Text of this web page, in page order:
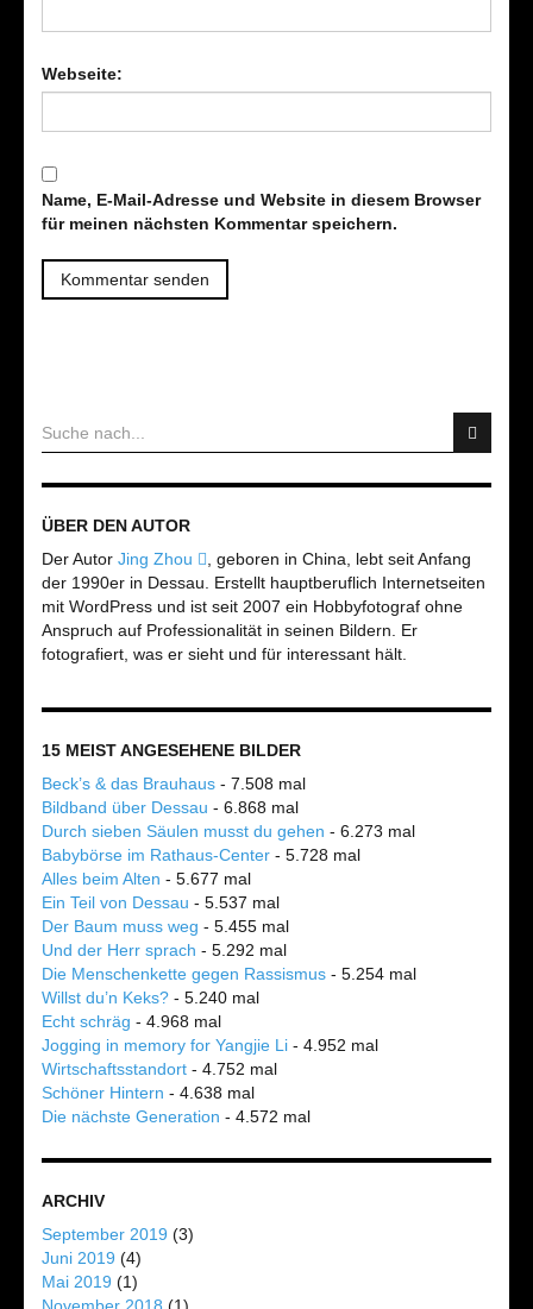
Webseite:
Name, E-Mail-Adresse und Website in diesem Browser
für meinen nächsten Kommentar speichern.
ÜBER DEN AUTOR
Der Autor Jing Zhou
, geboren in China, lebt seit Anfang
der 1990er in Dessau. Erstellt hauptberuflich Internetseiten
mit WordPress und ist seit 2007 ein Hobbyfotograf ohne
Anspruch auf Professionalität in seinen Bildern. Er
fotografiert, was er sieht und für interessant hält.
15 MEIST ANGESEHENE BILDER
Beck’s & das Brauhaus - 7.508 mal
Bildband über Dessau - 6.868 mal
Durch sieben Säulen musst du gehen - 6.273 mal
Babybörse im Rathaus-Center - 5.728 mal
Alles beim Alten - 5.677 mal
Ein Teil von Dessau - 5.537 mal
Der Baum muss weg - 5.455 mal
Und der Herr sprach - 5.292 mal
Die Menschenkette gegen Rassismus - 5.254 mal
Willst du’n Keks? - 5.240 mal
Echt schräg - 4.968 mal
Jogging in memory for Yangjie Li - 4.952 mal
Wirtschaftsstandort - 4.752 mal
Schöner Hintern - 4.638 mal
Die nächste Generation - 4.572 mal
ARCHIV
September 2019 (3)
Juni 2019 (4)
Mai 2019 (1)